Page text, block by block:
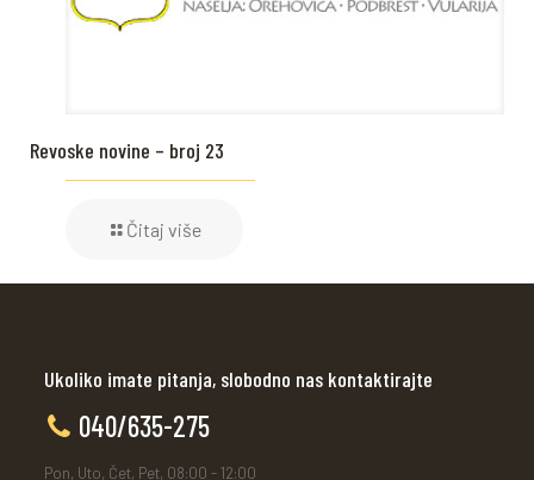
Revoske novine – broj 23
Čitaj više
Ukoliko imate pitanja, slobodno nas kontaktirajte
040/635-275
Pon, Uto, Čet, Pet, 08:00 - 12:00